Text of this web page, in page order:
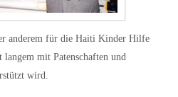
anderem für die Haiti Kinder Hilfe
mit Patenschaften und
wird.